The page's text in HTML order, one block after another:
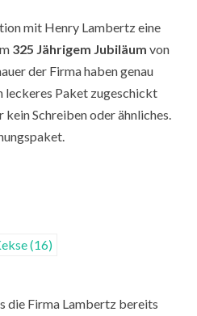
mit Henry Lambertz eine
325 Jährigem Jubiläum von
der Firma haben genau
leckeres Paket zugeschickt
kein Schreiben oder ähnliches.
die Firma Lambertz bereits